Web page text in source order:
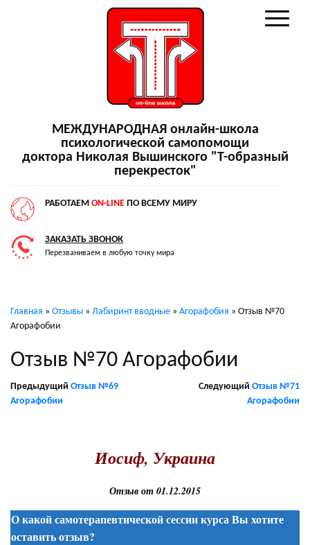
МЕЖДУНАРОДНАЯ онлайн-школа
психологической самопомощи
доктора Николая Вышинского "Т-образный
перекресток"
РАБОТАЕМ ON-LINE ПО ВСЕМУ МИРУ
ЗАКАЗАТЬ ЗВОНОК
Перезваниваем в любую точку мира
Главная » Отзывы » Лабиринт вводные » Агорафобия » Отзыв №70
Агорафобии
Отзыв №70 Агорафобии
Предыдущий Отзыв №69
Агорафобии
Следующий Отзыв №71
Агорафобии
Иосиф, Украина
Отзыв от 01.12.2015
О какой самотерапевтической сессии курса Вы хотите
оставить отзыв?